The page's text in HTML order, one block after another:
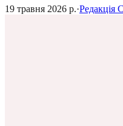
19 травня 2026 р.·Редакція